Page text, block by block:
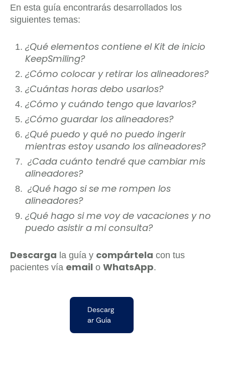
En esta guía encontrarás desarrollados los
siguientes temas:
¿Qué elementos contiene el Kit de inicio
KeepSmiling?
¿Cómo colocar y retirar los alineadores?
¿Cuántas horas debo usarlos?
¿Cómo y cuándo tengo que lavarlos?
¿Cómo guardar los alineadores?
¿Qué puedo y qué no puedo ingerir
mientras estoy usando los alineadores?
¿Cada cuánto tendré que cambiar mis
alineadores?
¿Qué hago si se me rompen los
alineadores?
¿Qué hago si me voy de vacaciones y no
puedo asistir a mi consulta?
Descarga la guía y compártela con tus
pacientes vía email o WhatsApp.
Descarg
ar Guía